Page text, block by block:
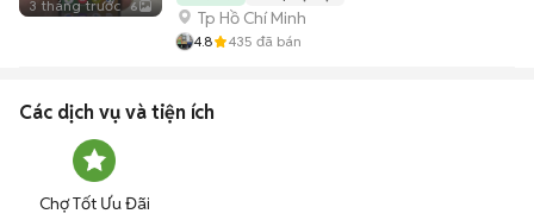
3 tháng trước 6
Tp Hồ Chí Minh
4.8 435 đã bán
Các dịch vụ và tiện ích
Chợ Tốt Ưu Đãi